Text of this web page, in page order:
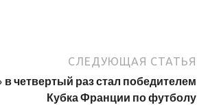
СЛЕДУЮЩАЯ СТАТЬЯ
в четвертый раз стал победителем
Кубка Франции по футболу